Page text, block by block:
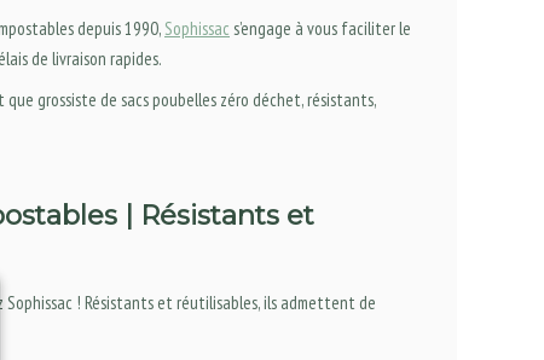
depuis 1990, Sophissac s’engage à vous faciliter le
de livraison rapides.
grossiste de sacs poubelles zéro déchet, résistants,
| Résistants et
Sophissac ! Résistants et réutilisables, ils admettent de